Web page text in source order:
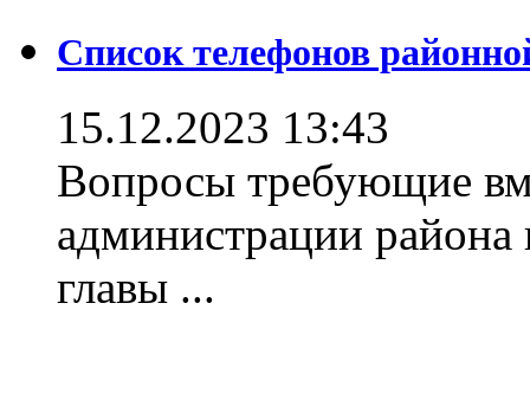
Список телефонов
15.12.2023 13:43
Вопросы требующие
администрации
главы ...